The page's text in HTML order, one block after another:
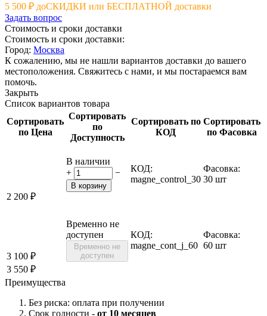
5 500 ₽ доСКИДКИ или БЕСПЛАТНОЙ доставки
Задать вопрос
Стоимость и сроки доставки
Стоимость и сроки доставки:
Город: Москва
К сожалению, мы не нашли вариантов доставки до вашего
местоположения. Свяжитесь с нами, и мы постараемся вам
помочь.
Закрыть
Список вариантов товара
Сортировать
по Цена
Сортировать
по
Доступность
Сортировать по
КОД
Сортировать
по Фасовка
2 200 ₽
В наличии
+
−
В корзину
КОД:
magne_control_30
Фасовка:
30 шт
3 100 ₽
3 550 ₽
Временно не
доступен
Временно не
доступен
КОД:
magne_cont_j_60
Фасовка:
60 шт
Преимущества
Без риска: оплата при получении
Срок годности - от 10 месяцев